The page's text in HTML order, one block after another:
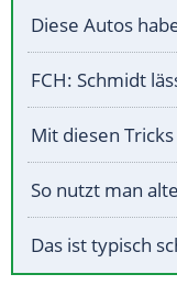
Diese Autos
FCH: Schmidt
Mit diesen
So nutzt man
Das ist typisch